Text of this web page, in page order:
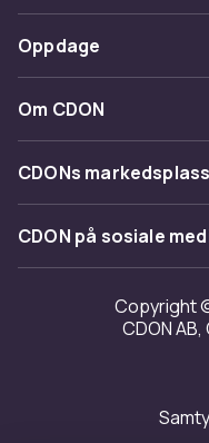
Spor pakke
Angre & returner her
Kontakt oss
Betaling
Levering
Tilbakekallinger
Oppdage
Kategorier
Varemerker
Om CDON
Om oss
Kundeanmeldelser
Jobbe på CDON
Investor relations
Tilgjengelighet
CDONs markedsplass
Merchant Help
CDON på sosiale
Copyright
CDON